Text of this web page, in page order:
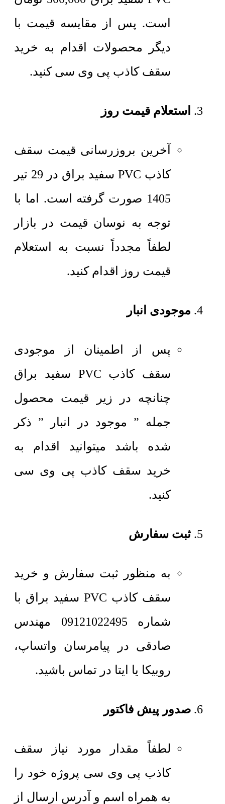
است. پس از مقایسه قیمت با
دیگر محصولات اقدام به خرید
سقف کاذب پی وی سی کنید.
استعلام قیمت روز
آخرین بروزرسانی قیمت سقف
کاذب PVC سفید براق در 29 تیر
1405 صورت گرفته است. اما با
توجه به نوسان قیمت در بازار
لطفاً مجدداً نسبت به استعلام
قیمت روز اقدام کنید.
موجودی انبار
پس از اطمینان از موجودی
سقف کاذب PVC سفید براق
چنانچه در زیر قیمت محصول
جمله ” موجود در انبار ” ذکر
شده باشد میتوانید اقدام به
خرید سقف کاذب پی وی سی
کنید.
ثبت سفارش
به منظور ثبت سفارش و خرید
سقف کاذب PVC سفید براق با
شماره 09121022495 مهندس
صادقی در پیامرسان واتساپ،
روبیکا یا ایتا در تماس باشید.
صدور پیش فاکتور
لطفاً مقدار مورد نیاز سقف
کاذب پی وی سی پروژه خود را
به همراه اسم و آدرس ارسال از